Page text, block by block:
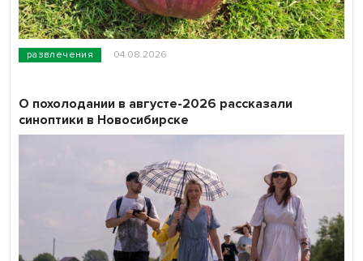
развлечения 04.08.2026
О похолодании в августе-2026 рассказали
синоптики в Новосибирске